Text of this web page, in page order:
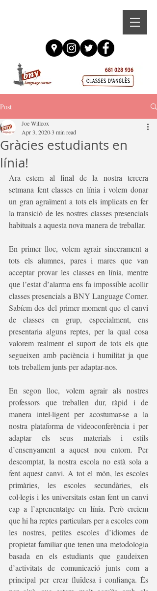
Post
Gràcies estudiants en
línia!
Joe Willcox
Apr 3, 20203 min read
Ara estem al final de la nostra tercera
setmana fent classes en línia i volem donar
un gran agraïment a tots els implicats en fer
la transició de les nostres classes presencials
habituals a aquesta nova manera de treballar.
En primer lloc, volem agrair sincerament a
tots els alumnes, pares i mares que van
acceptar provar les classes en línia, mentre
que l’estat d’alarma ens fa impossible acollir
classes presencials a BNY Language Corner.
Sabíem des del primer moment que el canvi
de classes en grup, especialment, ens
presentaria alguns reptes, per la qual cosa
valorem realment el suport de tots els que
segueixen amb paciència i humilitat ja que
tots treballem junts per adaptar-nos.
En segon lloc, volem agrair als nostres
professors que treballen dur, ràpid i de
manera intel·ligent per acostumar-se a la
nostra plataforma de videoconferència i per
adaptar els seus materials i estils
d’ensenyament a aquest nou entorn. Per
descomptat, la nostra escola no està sola a
fent aquest canvi. A tot el món, les escoles
primàries, les escoles secundàries, els
col·legis i les universitats estan fent un canvi
cap a l’aprenentatge en línia. Però creiem
que hi ha reptes particulars per a escoles com
les nostres, petites escoles d’idiomes de
propietat familiar que tenen una metodologia
basada en els estudiants que gaudeixen
d’activitats de comunicació junts com a
principal per crear fluïdesa i confiança. És